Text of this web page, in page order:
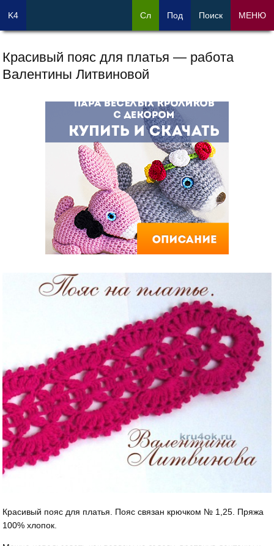
Красивый пояс для платья — работа
Валентины Литвиновой
Красивый пояс для платья. Пояс связан крючком № 1,25. Пряжа
100% хлопок.
K4 Сл Под Поиск МЕНЮ